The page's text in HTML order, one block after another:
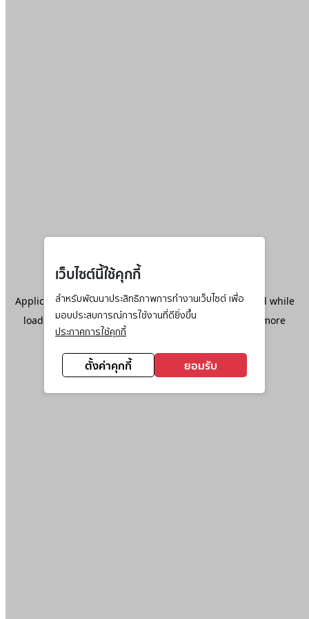
เว็บไซต์นี้ใช้คุกกี้
สำหรับพัฒนาประสิทธิภาพการทำงานเว็บไซต์ เพื่อ
มอบประสบการณ์การใช้งานที่ดียิ่งขึ้น
ประกาศการใช้คุกกี้
ตั้งค่าคุกกี้ ยอมรับ
Application error: aclient-side exception has occurred while
loadingwww.ktc.co.th(see the browser console
for more
information).